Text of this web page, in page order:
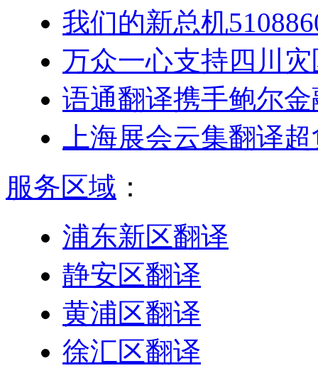
我们的新总机
万众一心支持四川
语通翻译携手鲍尔
上海展会云集翻译
服务区域 ：
浦东新区翻译
静安区翻译
黄浦区翻译
徐汇区翻译